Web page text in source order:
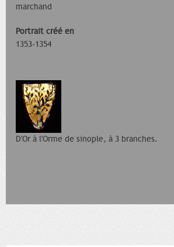
marchand
Portrait créé en
1353-1354
D'Or à l'Orme de sinople, à 3 branches.